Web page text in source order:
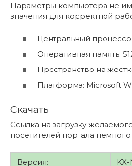
Параметры компьютера не
значения для корректной
Центральный
Оперативная память:
Пространство на
Платформа: Microsoft
Скачать
Ссылка на загрузку
посетителей портала
Версия: